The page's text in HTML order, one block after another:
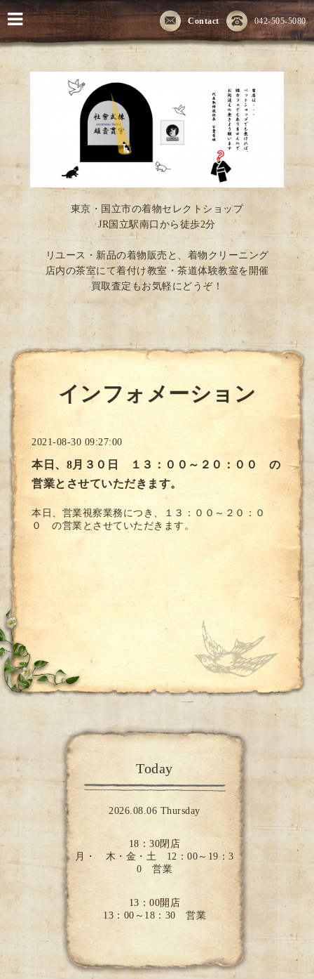
042-505-5080
Contact
東京・国立市の着物セレクトショップ
JR国立駅南口から徒歩2分
リユース・新品の着物販売と、着物クリーニング
店内の茶室にて着付け教室・茶道体験教室を開催
買取査定もお気軽にどうぞ！
インフォメーション
2021-08-30 09:27:00
本日、8月３０日 １３：００～２０：００ の
営業とさせていただきます。
本日、営業視察業務につき、１３：００～２０：０
０ の営業とさせていただきます。
Today
2026.08.06 Thursday
18：30閉店
月・ 木・金・土 12：00～19：3
0 営業
13：00開店
13：00～18：30 営業